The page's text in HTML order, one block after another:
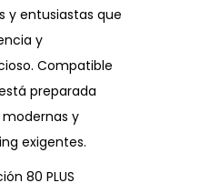
y entusiastas que
y
Compatible
está preparada
y
exigentes.
80 PLUS